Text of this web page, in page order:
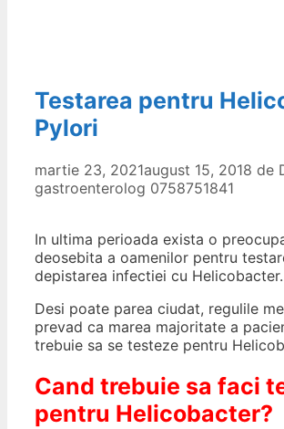
Testarea pentru
Pylori
martie 23, 2021august 15, 2018 de
gastroenterolog 0758751841
In ultima perioada exista o
deosebita a oamenilor pentru
depistarea infectiei cu Helicobacter.
Desi poate parea ciudat, regulile
prevad ca marea majoritate a
trebuie sa se testeze pentru
Cand trebuie sa faci
pentru Helicobacter?